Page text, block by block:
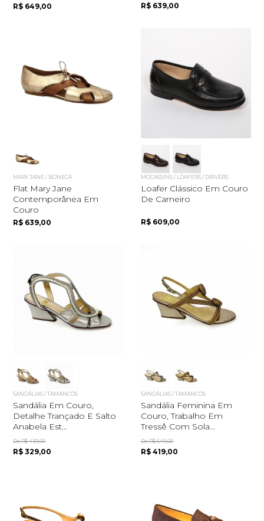
R$ 649,00 R$ 639,00
MARY JANE / BONECA
Flat Mary Jane
Contemporânea Em
Couro
R$ 639,00
MOCASSINS / LOAFERS / DRIVERS
Loafer Clássico Em Couro
De Carneiro
R$ 609,00
SANDÁLIAS / TAMANCOS
Sandália Em Couro,
Detalhe Trançado E Salto
Anabela Est...
De R$ 439,00
R$ 329,00
SANDÁLIAS / TAMANCOS
Sandália Feminina Em
Couro, Trabalho Em
Tressê Com Sola...
De R$ 649,00
R$ 419,00